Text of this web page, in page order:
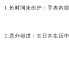
1.长时间未维护：手表内
2.意外碰撞：在日常生活